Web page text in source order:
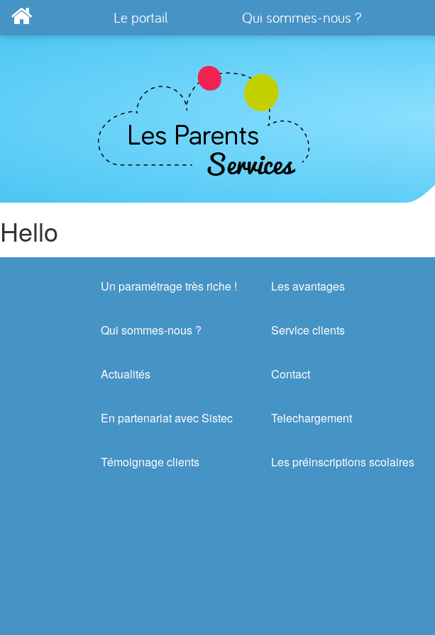
Le portail Qui sommes-nous ?
Hello
Un paramétrage très riche ! Les avantages
Qui sommes-nous ? Service clients
Actualités Contact
En partenariat avec Sistec Telechargement
Témoignage clients Les préinscriptions scolaires